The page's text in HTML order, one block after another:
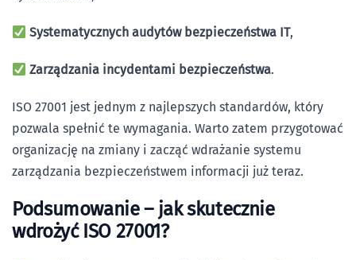
Systematycznych audytów bezpieczeństwa IT,
Zarządzania incydentami bezpieczeństwa.
ISO 27001 jest jednym z najlepszych standardów, który
pozwala spełnić te wymagania. Warto zatem przygotować
organizację na zmiany i zacząć wdrażanie systemu
zarządzania bezpieczeństwem informacji już teraz.
Podsumowanie – jak skutecznie
wdrożyć ISO 27001?